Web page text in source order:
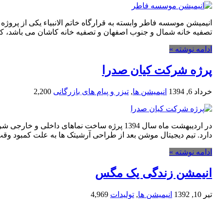
انیمیشن موسسه فاطر وابسته به قرارگاه خاتم الانبیاء یکی از
تصفیه خانه شمال و جنوب اصفهان و تصفیه خانه کاشان می باشد،
ادامه نوشته »
پرژه شرکت کیان صدرا
خرداد 6, 1394 انیمیشن ها, تیزر و پیام های بازرگانی 2,200
در اردیبهشت ماه سال 1394 پرژه ساخت
دارد. تیم دیجیتال موشن بعد از طراحی آرشیتک ها به علت کمبود
ادامه نوشته »
انیمشن زندگی یک مگس
تیر 10, 1392 انیمیشن ها, تولیدات 4,969